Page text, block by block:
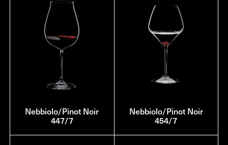
Nebbiolo/Pinot Noir
447/7
Nebbiolo/Pinot Noir
454/7